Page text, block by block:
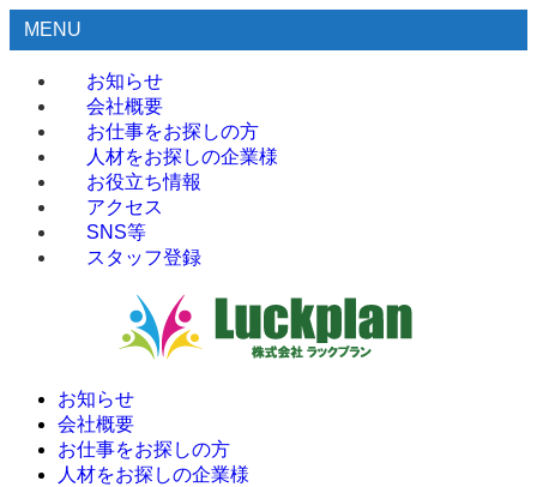
MENU
お知らせ
会社概要
お仕事をお探しの方
人材をお探しの企業様
お役立ち情報
アクセス
SNS等
スタッフ登録
お知らせ
会社概要
お仕事をお探しの方
人材をお探しの企業様